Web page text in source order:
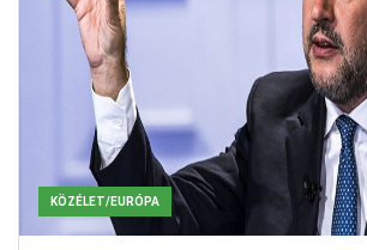
KÖZÉLET/EURÓPA